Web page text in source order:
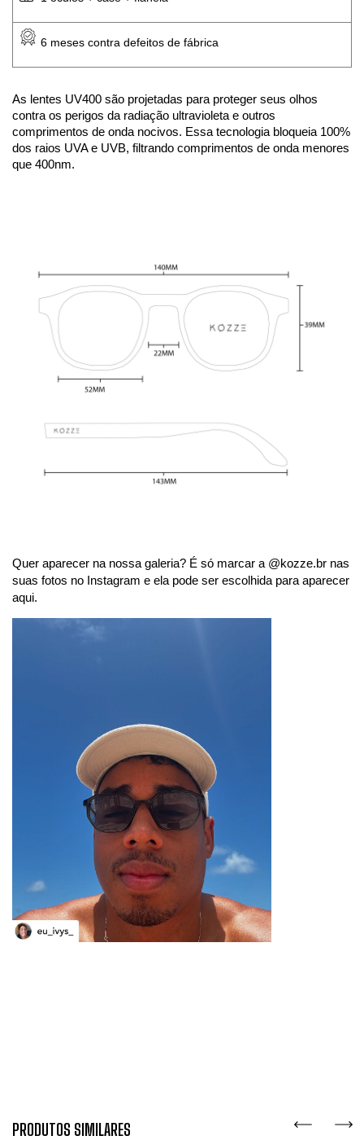
6 meses contra defeitos de fábrica
As lentes UV400 são projetadas para proteger seus olhos
contra os perigos da radiação ultravioleta e outros
comprimentos de onda nocivos. Essa tecnologia bloqueia 100%
dos raios UVA e UVB, filtrando comprimentos de onda menores
que 400nm.
Quer aparecer na nossa galeria? É só marcar a @kozze.br nas
suas fotos no Instagram e ela pode ser escolhida para aparecer
aqui.
PRODUTOS SIMILARES